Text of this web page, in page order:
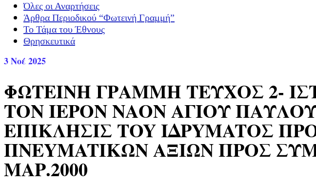
Όλες οι Αναρτήσεις
Άρθρα Περιοδικού “Φωτεινή Γραμμή”
Το Τάμα του Έθνους
Θρησκευτικά
3Νοέ 2025
ΦΩΤΕΙΝΗ ΓΡΑΜΜΗ ΤΕΥΧΟΣ 2-
ΤΟΝ ΙΕΡΟΝ ΝΑΟΝ ΑΓΙΟΥ
ΕΠΙΚΛΗΣΙΣ TOY IΔPYMATOΣ
ΠNEYMATIKΩN ΑΞΙΩΝ ΠΡΟΣ
ΜΑΡ.2000